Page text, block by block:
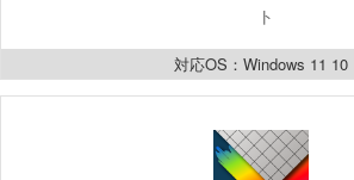
ト
対応OS：Windows 11 10